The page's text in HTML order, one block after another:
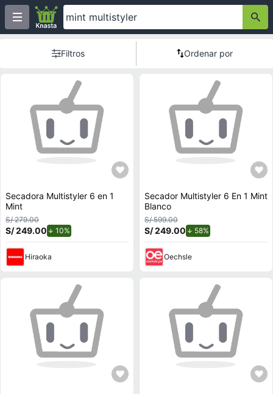
Filtros Ordenar por
Secadora Multistyler 6 en 1
Mint
S/ 279.00
S/ 249.00 10%
Hiraoka
Secador Multistyler 6 En 1 Mint
Blanco
S/ 599.00
S/ 249.00 58%
Oechsle